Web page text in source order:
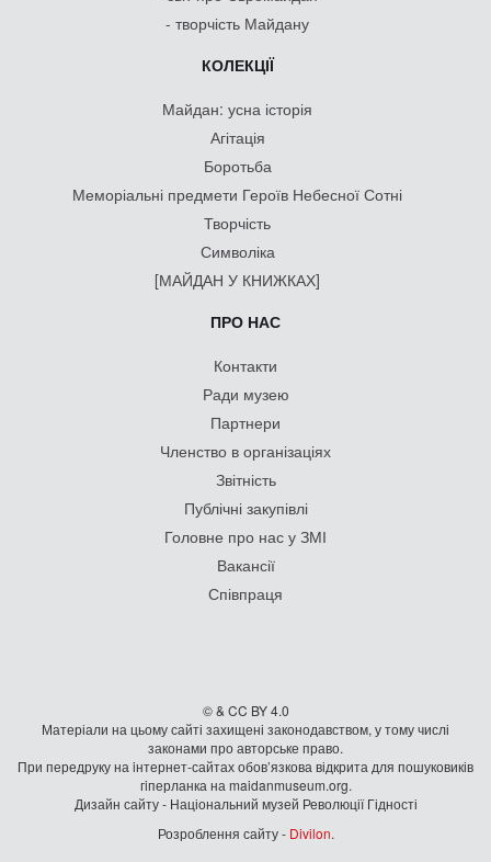
- творчість Майдану
КОЛЕКЦІЇ
Майдан: усна історія
Агітація
Боротьба
Меморіальні предмети Героїв Небесної Сотні
Творчість
Символіка
[МАЙДАН У КНИЖКАХ]
ПРО НАС
Контакти
Ради музею
Партнери
Членство в організаціях
Звітність
Публічні закупівлі
Головне про нас у ЗМІ
Вакансії
Співпраця
© & CC BY 4.0
Матеріали на цьому сайті захищені законодавством, у тому числі
законами про авторське право.
При передруку на iнтернет-сайтах обов’язкова відкрита для пошуковиків
гiперланка на maidanmuseum.org.
Дизайн сайту - Національний музей Революції Гідності
Розроблення сайту - Divilon.